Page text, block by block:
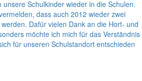
Schulkinder wieder in die Schulen.
dass auch 2012 wieder zwei
Dafür vielen Dank an die Hort- und
möchte ich mich für das Verständnis
für unseren Schulstandort entschieden